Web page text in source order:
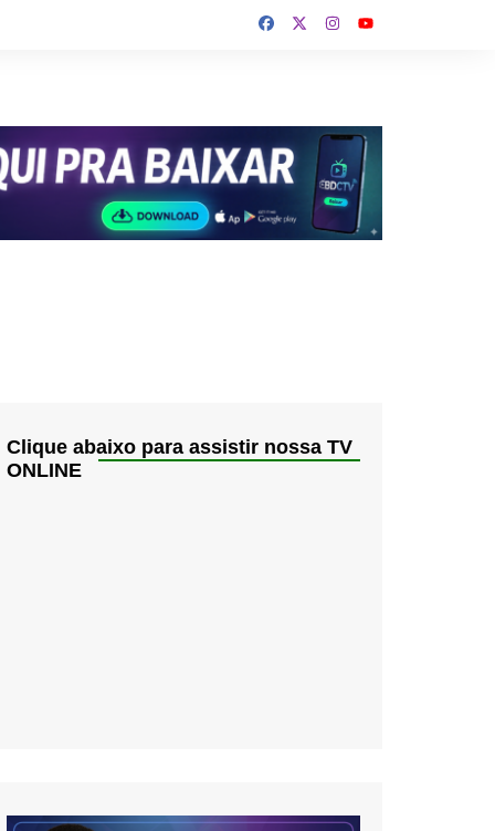
Clique abaixo para assistir nossa TV
ONLINE